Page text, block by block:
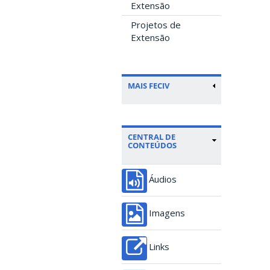
Extensão
Projetos de
Extensão
MAIS FECIV
CENTRAL DE
CONTEÚDOS
Áudios
Imagens
Links